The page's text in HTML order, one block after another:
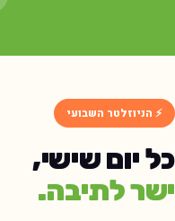
⚡ הניוזלטר השבועי
כל יום שישי,
ישר לתיבה.